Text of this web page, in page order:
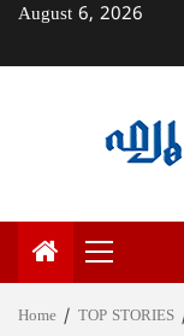
Skip
content
August 6, 2026
Primary
Menu
Home TOP STORIES